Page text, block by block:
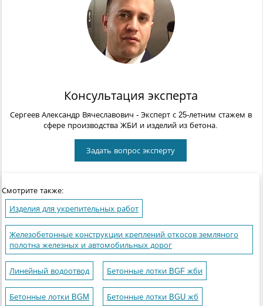
Консультация эксперта
Сергеев Александр Вячеславович - Эксперт с 25-летним стажем в
сфере производства ЖБИ и изделий из бетона.
Задать вопрос эксперту
Смотрите также:
Изделия для укрепительных работ
Железобетонные конструкции креплений откосов земляного
полотна железных и автомобильных дорог
Линейный водоотвод Бетонные лотки BGF жби
Бетонные лотки BGM Бетонные лотки BGU жб